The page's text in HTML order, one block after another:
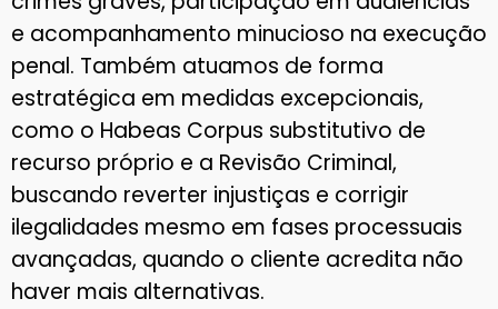
e acompanhamento minucioso na execução
penal. Também atuamos de forma
estratégica em medidas excepcionais,
como o Habeas Corpus substitutivo de
recurso próprio e a Revisão Criminal,
buscando reverter injustiças e corrigir
ilegalidades mesmo em fases processuais
avançadas, quando o cliente acredita não
haver mais alternativas.